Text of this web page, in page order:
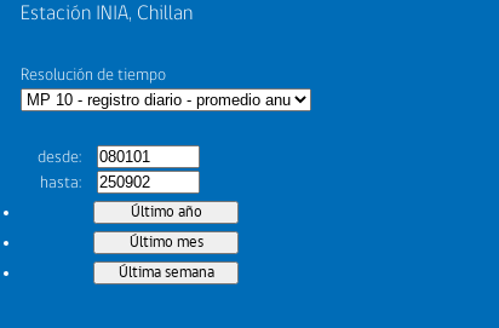
Estación INIA, Chillan
Resolución de tiempo
desde
hasta